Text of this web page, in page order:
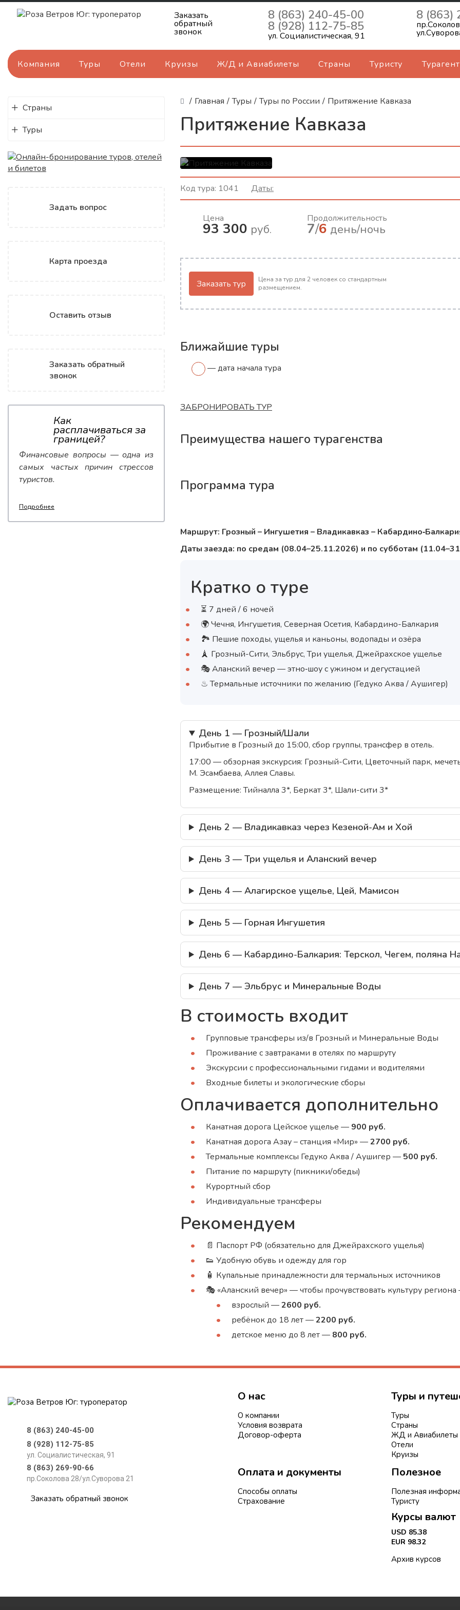
Заказать
обратный
звонок
8 (863) 240-45-00
8 (928) 112-75-85
ул. Социалистическая, 91
8 (863)
Компания Туры Отели Круизы Ж/Д и Авиабилеты Страны Туристу
/ Главная / Туры / Туры по России / Притяжение Кавказа
Притяжение Кавказа
Страны
Туры
Задать вопрос
Карта проезда
Оставить отзыв
Заказать обратный
звонок
Как
расплачиваться за
границей?
Финансовые вопросы — одна из
самых частых причин стрессов
туристов.
Подробнее
Земля, где горы шепчут истории, а реки и
ущелья хранят тайны веков.
Кабардино‑Балкария – Эльбрус Даты заезда: по
средам (08.04–25....
Код тура: 1041 Даты:
Цена
93 300 руб.
Продолжительность
7/6 день/ночь
Заказать тур
Цена за тур для 2 человек со стандартным
размещением.
Ближайшие туры
— дата начала тура
ЗАБРОНИРОВАТЬ ТУР
Преимущества нашего турагенства
Программа тура
Маршрут: Грозный – Ингушетия – Владикавказ –
Даты заезда: по средам (08.04–25.11.2026) и по субботам
Кратко о туре
⏳ 7 дней / 6 ночей
🌍 Чечня, Ингушетия, Северная Осетия, Кабардино-Балкария
🏞 Пешие походы, ущелья и каньоны, водопады и озёра
🗼 Грозный-Сити, Эльбрус, Три ущелья, Джейрахское ущелье
🎭 Аланский вечер — этно‑шоу с ужином и дегустацией
♨ Термальные источники по желанию (Гедуко Аква / Аушигер)
День 1 — Грозный/Шали
Прибытие в Грозный до 15:00, сбор группы, трансфер в отель.
17:00 — обзорная экскурсия: Грозный-Сити, Цветочный парк,
М. Эсамбаева, Аллея Славы.
Размещение: Тийналла 3*, Беркат 3*, Шали-сити 3*
День 2 — Владикавказ через Кезеной-Ам и Хой
День 3 — Три ущелья и Аланский вечер
День 4 — Алагирское ущелье, Цей, Мамисон
День 5 — Горная Ингушетия
День 6 — Кабардино-Балкария: Терскол, Чегем, поляна
День 7 — Эльбрус и Минеральные Воды
В стоимость входит
Групповые трансферы из/в Грозный и Минеральные Воды
Проживание с завтраками в отелях по маршруту
Экскурсии с профессиональными гидами и водителями
Входные билеты и экологические сборы
Оплачивается дополнительно
Канатная дорога Цейское ущелье — 900 руб.
Канатная дорога Азау – станция «Мир» —2700 руб.
Термальные комплексы Гедуко Аква / Аушигер — 500 руб.
Питание по маршруту (пикники/обеды)
Курортный сбор
Индивидуальные трансферы
Рекомендуем
📄 Паспорт РФ (обязательно для Джейрахского ущелья)
👟 Удобную обувь и одежду для гор
🧴 Купальные принадлежности для термальных источников
🎭 «Аланский вечер» — чтобы прочувствовать культуру
взрослый —2600 руб.
ребёнок до 18 лет —2200 руб.
детское меню до 8 лет — 800 руб.
8 (863) 240-45-00
8 (928) 112-75-85
ул. Социалистическая, 91
8 (863) 269-90-66
пр.Соколова 28/ул.Суворова 21
Заказать обратный звонок
О нас
О компании
Условия возврата
Договор-оферта
Туры и
Туры
Страны
ЖД и Авиабилеты
Отели
Круизы
Оплата и документы
Способы оплаты
Страхование
Полезное
Полезная
Туристу
Курсы валют
USD 85.38
EUR 98.32
Архив курсов